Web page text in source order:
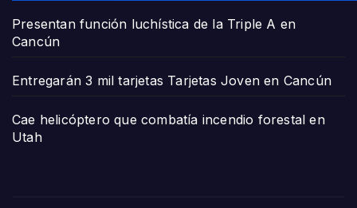
Presentan función luchística de la Triple A en
Cancún
Entregarán 3 mil tarjetas Tarjetas Joven en Cancún
Cae helicóptero que combatía incendio forestal en
Utah